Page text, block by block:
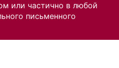
или частично в любой
письменного